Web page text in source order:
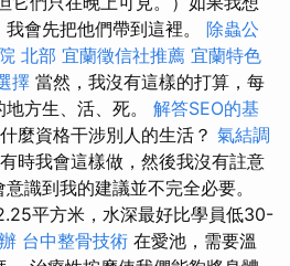
會先把他們帶到這裡。 除蟲公
北部 宜蘭徵信社推薦 宜蘭特色
擇 當然，我沒有這樣的打算，每
方生、活、死。 解答SEO的基
麼資格干涉別人的生活？ 氣結調
有時我會這樣做，然後我沒有註意
識到我的建議並不完全必要。
平方米，水深最好比學員低30-
台中整骨技術 在愛池，需要溫